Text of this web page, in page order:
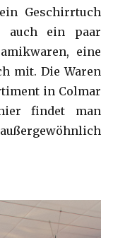
Geschirrtuch
auch ein paar
eine
mit. Die Waren
in Colmar
findet man